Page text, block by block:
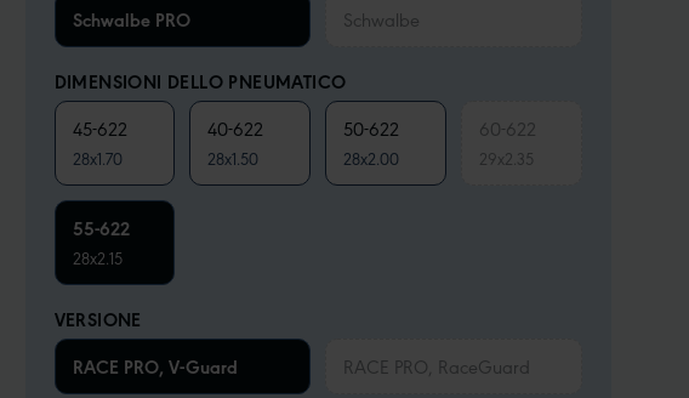
Schwalbe PRO
Schwalbe
DIMENSIONI DELLO PNEUMATICO
45-622
28x1.70
40-622
28x1.50
50-622
28x2.00
60-622
29x2.35
55-622
28x2.15
VERSIONE
RACE PRO, V-Guard
RACE PRO, RaceGuard